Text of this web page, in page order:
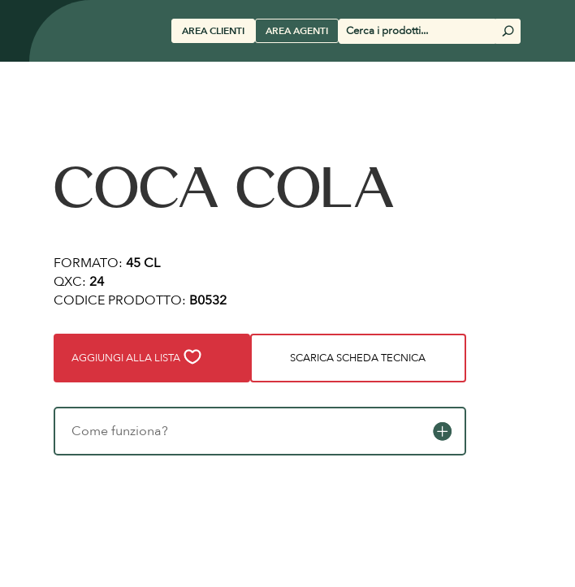
AREA CLIENTI AREA AGENTI
Cerca
prodotti
U
COCA COLA
FORMATO: 45 CL
QXC: 24
CODICE PRODOTTO: B0532
AGGIUNGI ALLA LISTA SCARICA SCHEDA TECNICA
Come funziona?